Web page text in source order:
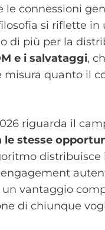
le connessioni
si riflette
di più per la
e i salvataggi,
misura quanto il
riguarda il
stesse
vantaggio
di chiunque